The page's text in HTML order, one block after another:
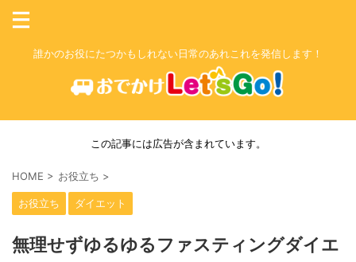
誰かのお役にたつかもしれない日常のあれこれを発信します！
この記事には広告が含まれています。
HOME > お役立ち >
お役立ち ダイエット
無理せずゆるゆるファスティングダイエ